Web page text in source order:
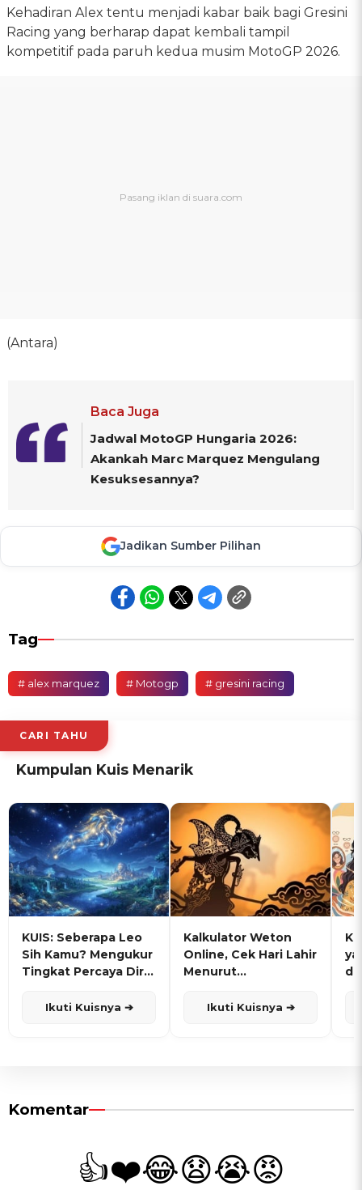
Kehadiran Alex tentu menjadi kabar baik bagi Gresini
Racing yang berharap dapat kembali tampil
kompetitif pada paruh kedua musim MotoGP 2026.
(Antara)
Baca Juga
Jadwal MotoGP Hungaria 2026:
Akankah Marc Marquez Mengulang
Kesuksesannya?
Jadikan Sumber Pilihan
Tag
# alex marquez # Motogp # gresini racing
CARI TAHU
Kumpulan Kuis Menarik
KUIS: Seberapa Leo
Sih Kamu? Mengukur
Tingkat Percaya Diri
Ikuti Kuisnya ➔
Kalkulator Weton
Online, Cek Hari Lahir
Menurut
Ikuti Kuisnya ➔
Komentar
👍❤️😂😧😭😡